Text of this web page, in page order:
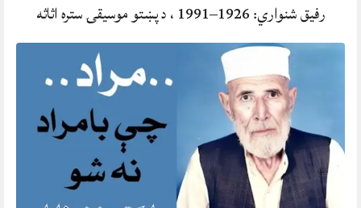
رفيق شنواري: 1926–1991 ، د پښتو موسيقۍ ستره اثاثه